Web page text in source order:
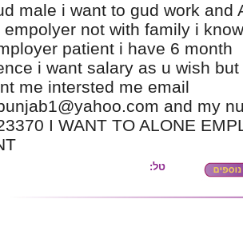
male i want to gud work and
empolyer not with family i
patient i have 6 month
i want salary as u wish but
me intersted me email
and my
I WANT TO ALONE
טל: